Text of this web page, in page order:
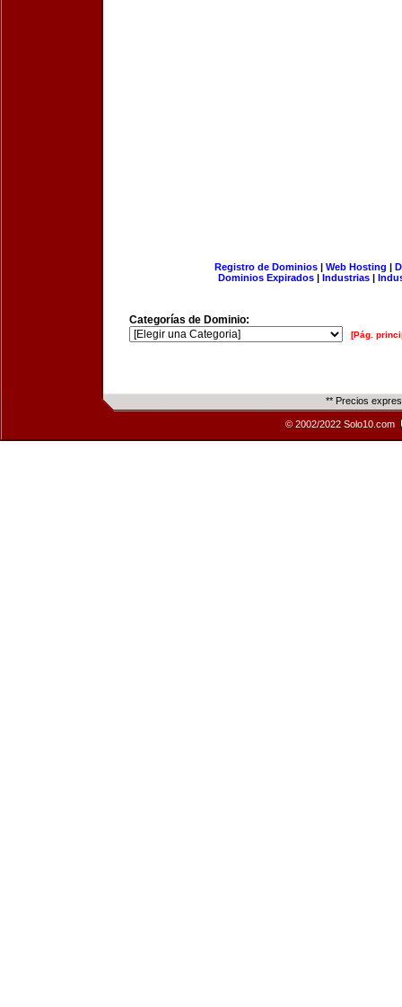
Registro de Dominios| Web Hosting |
Dominios Expirados | Industrias |
Categorías de Dominio:
[Pág.
** Precios
© 2002/2022 Solo10.com